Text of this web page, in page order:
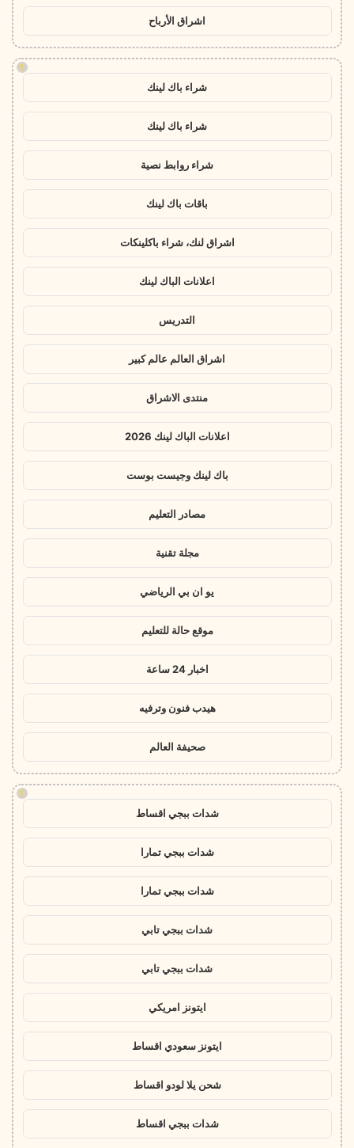
اشراق الأرباح
!
شراء باك لينك
شراء باك لينك
شراء روابط نصية
باقات باك لينك
اشراق لنك، شراء باكلينكات
اعلانات الباك لينك
التدريس
اشراق العالم عالم كبير
منتدى الاشراق
اعلانات الباك لينك 2026
باك لينك وجيست بوست
مصادر التعليم
مجلة تقنية
يو ان بي الرياضي
موقع حالة للتعليم
اخبار 24 ساعة
هيدب فنون وترفيه
صحيفة العالم
!
شدات ببجي اقساط
شدات ببجي تمارا
شدات ببجي تمارا
شدات ببجي تابي
شدات ببجي تابي
ايتونز امريكي
ايتونز سعودي اقساط
شحن يلا لودو اقساط
شدات ببجي اقساط